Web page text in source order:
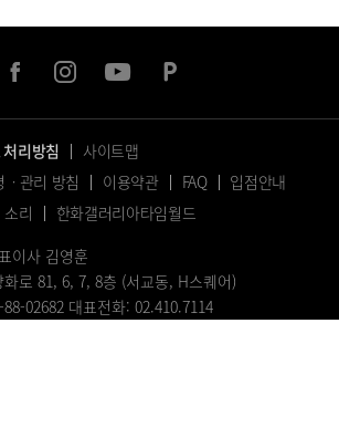
facebookinstagramyoutube
리방침
사이트맵
관리 방침
이용약관 FAQ
입점안내
소리
한화갤러리아타임월드
이사 김영훈
로 81, 6, 7, 8층 (서교동, H스퀘어)
02682 대표전화: 02.410.7114